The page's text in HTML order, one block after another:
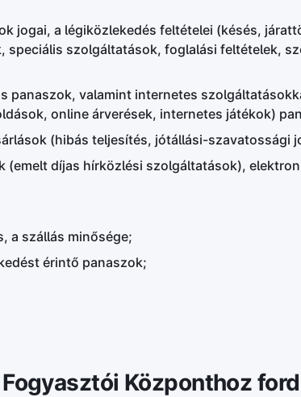
jogai, a légiközlekedés feltételei (késés,
szolgáltatások, foglalási feltételek,
panaszok, valamint internetes
online árverések, internetes játékok)
(hibás teljesítés, jótállási-szavatossági
díjas hírközlési szolgáltatások),
a szállás minősége;
érintő panaszok;
Központhoz